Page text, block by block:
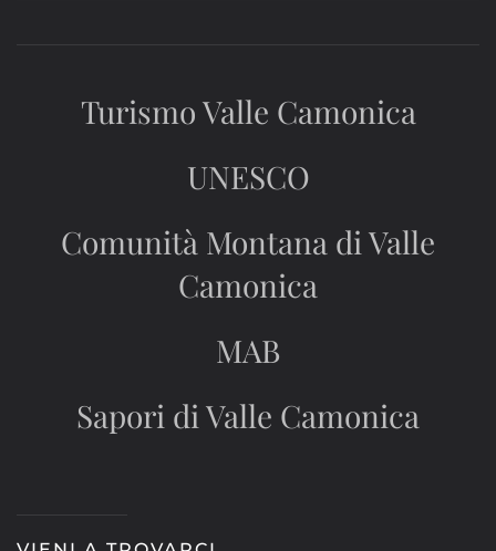
Turismo Valle Camonica
UNESCO
Comunità Montana di Valle
Camonica
MAB
Sapori di Valle Camonica